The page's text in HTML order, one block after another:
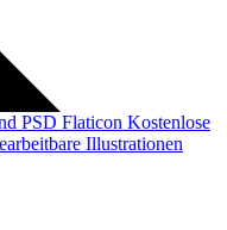
PSD Flaticon Kostenlose
Illustrationen